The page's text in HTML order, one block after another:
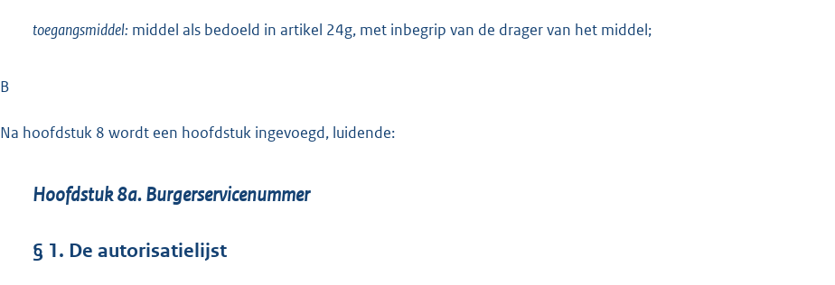
toegangsmiddel: middel als bedoeld in artikel 24g, met inbegrip van de drager van het middel;
B
Na hoofdstuk 8 wordt een hoofdstuk ingevoegd, luidende:
Hoofdstuk 8a. Burgerservicenummer
§ 1. De autorisatielijst